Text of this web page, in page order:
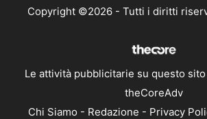
Copyright ©2026 - Tutti i diritti
Le attività pubblicitarie su questo
theCoreAdv
Chi Siamo - Redazione - Privacy